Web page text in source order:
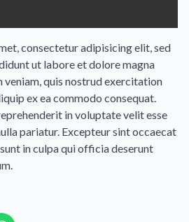
consectetur adipisicing elit, sed
ut labore et dolore magna
veniam, quis nostrud exercitation
ex ea commodo consequat.
in voluptate velit esse
pariatur. Excepteur sint occaecat
in culpa qui officia deserunt